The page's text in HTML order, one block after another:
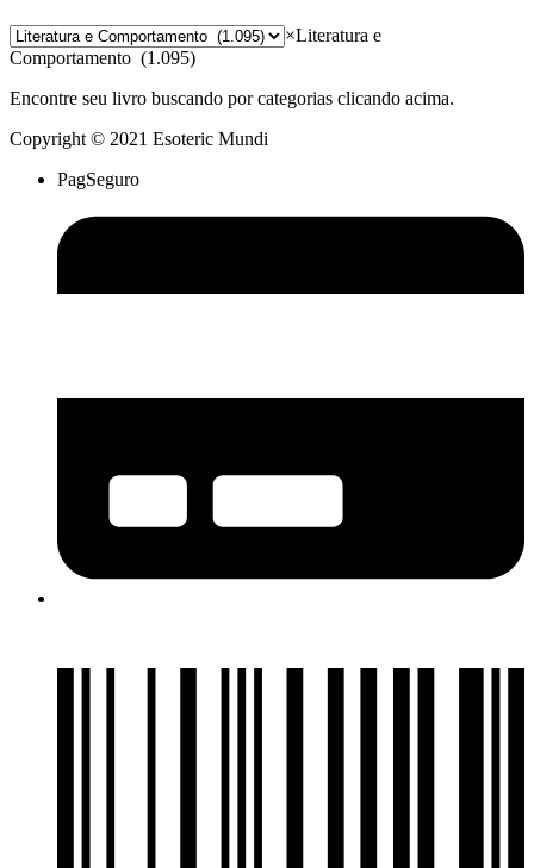
×Literatura e
Comportamento (1.095)
Encontre seu livro buscando por categorias clicando acima.
Copyright © 2021 Esoteric Mundi
PagSeguro